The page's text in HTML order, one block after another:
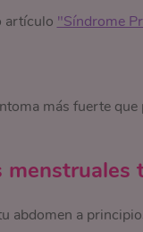
artículo "Síndrome
más fuerte
menstruales
abdomen a